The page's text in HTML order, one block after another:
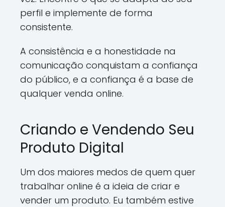
perfil e implemente de forma
consistente.
A consistência e a honestidade na
comunicação conquistam a confiança
do público, e a confiança é a base de
qualquer venda online.
Criando e Vendendo Seu
Produto Digital
Um dos maiores medos de quem quer
trabalhar online é a ideia de criar e
vender um produto. Eu também estive